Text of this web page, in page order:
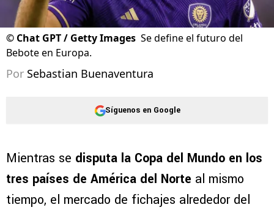
© Chat GPT / Getty Images Se define el futuro del
Bebote en Europa.
Por Sebastian Buenaventura
Síguenos en Google
Mientras se disputa la Copa del Mundo en los
tres países de América del Norte al mismo
tiempo, el mercado de fichajes alrededor del